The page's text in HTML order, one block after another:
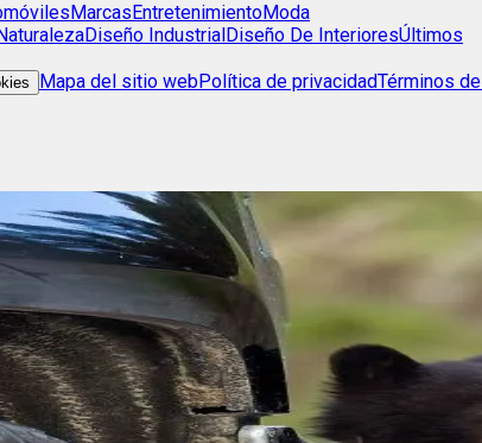
MarcasEntretenimientoModa
Diseño IndustrialDiseño De InterioresÚltimos
Mapa del sitio webPolítica de privacidadTérminos